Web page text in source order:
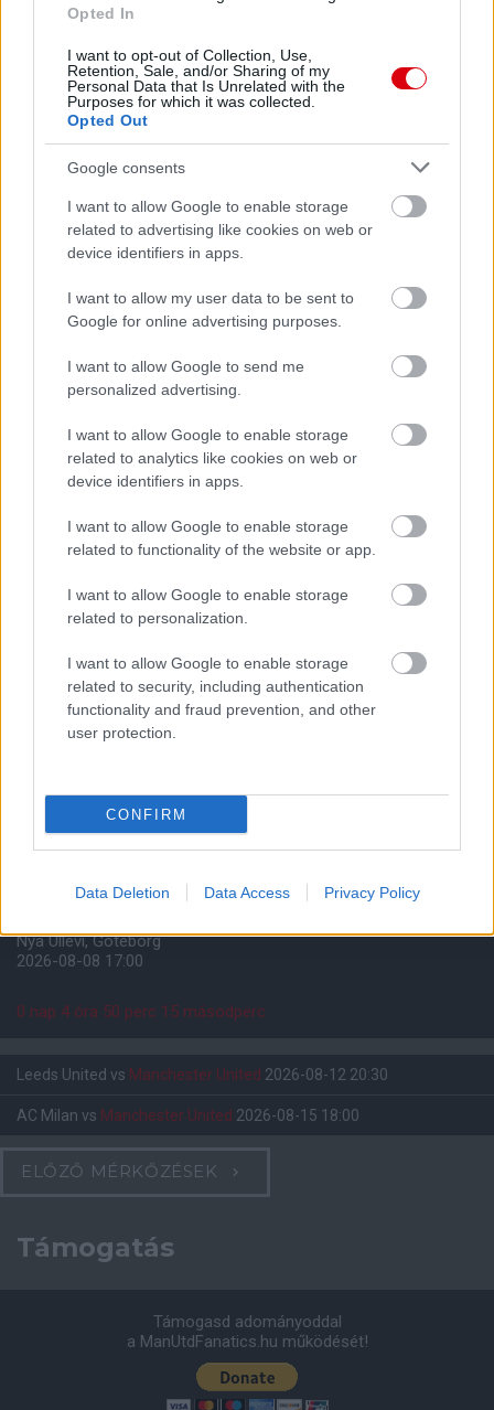
Opted In
I want to opt-out of Collection, Use,
Retention, Sale, and/or Sharing of my
Personal Data that Is Unrelated with the
Purposes for which it was collected.
Opted Out
Google consents
I want to allow Google to enable storage
related to advertising like cookies on web or
device identifiers in apps.
I want to allow my user data to be sent to
Google for online advertising purposes.
I want to allow Google to send me
personalized advertising.
I want to allow Google to enable storage
related to analytics like cookies on web or
device identifiers in apps.
I want to allow Google to enable storage
related to functionality of the website or app.
I want to allow Google to enable storage
related to personalization.
I want to allow Google to enable storage
related to security, including authentication
functionality and fraud prevention, and other
user protection.
CONFIRM
Data Deletion Data Access Privacy Policy
Paris Saint-Germain
Manchester United
Nya Ullevi, Göteborg
2026-08-08 17:00
0 nap 4 óra 50 perc 14 másodperc
Leeds United vs Manchester United 2026-08-12 20:30
AC Milan vs Manchester United 2026-08-15 18:00
ELŐZŐ MÉRKŐZÉSEK
Támogatás
Támogasd adományoddal
a ManUtdFanatics.hu működését!